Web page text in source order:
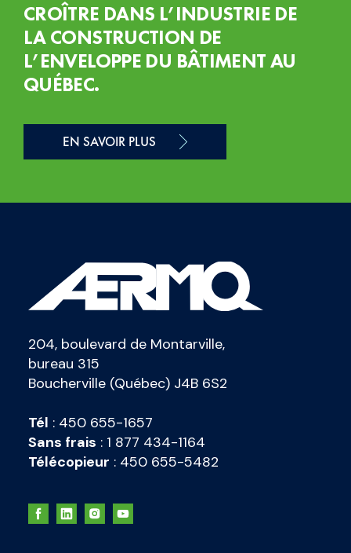
CROÎTRE DANS L’INDUSTRIE DE
LA CONSTRUCTION DE
L’ENVELOPPE DU BÂTIMENT AU
QUÉBEC.
EN SAVOIR PLUS
204, boulevard de Montarville,
bureau 315
Boucherville (Québec) J4B 6S2
Tél : 450 655-1657
Sans frais : 1 877 434-1164
Télécopieur : 450 655-5482